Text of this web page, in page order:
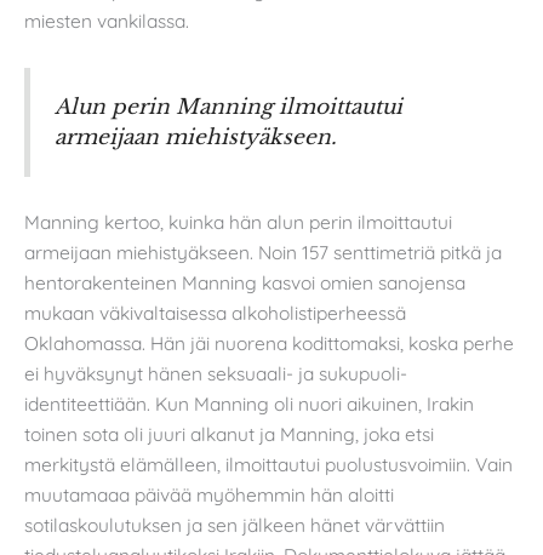
miesten vankilassa.
Alun perin Manning ilmoittautui
armeijaan miehistyäkseen.
Manning kertoo, kuinka hän alun perin ilmoittautui
armeijaan miehistyäkseen. Noin 157 senttimetriä pitkä ja
hentorakenteinen Manning kasvoi omien sanojensa
mukaan väkivaltaisessa alkoholistiperheessä
Oklahomassa. Hän jäi nuorena kodittomaksi, koska perhe
ei hyväksynyt hänen seksuaali- ja sukupuoli-
identiteettiään. Kun Manning oli nuori aikuinen, Irakin
toinen sota oli juuri alkanut ja Manning, joka etsi
merkitystä elämälleen, ilmoittautui puolustusvoimiin. Vain
muutamaaa päivää myöhemmin hän aloitti
sotilaskoulutuksen ja sen jälkeen hänet värvättiin